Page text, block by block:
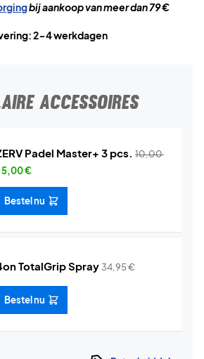
bij aankoop van meer dan 79 €
2-4 werkdagen
ACCESSOIRES
Padel Master+ 3 pcs. 10,00
5,00€
Bestel nu
TotalGrip Spray 34,95€
Bestel nu